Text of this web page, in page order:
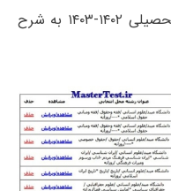
بدون آزمون دانشگاه میبد در سال تحصیلی ۱۴۰۲-۱۴۰۳ به شرح